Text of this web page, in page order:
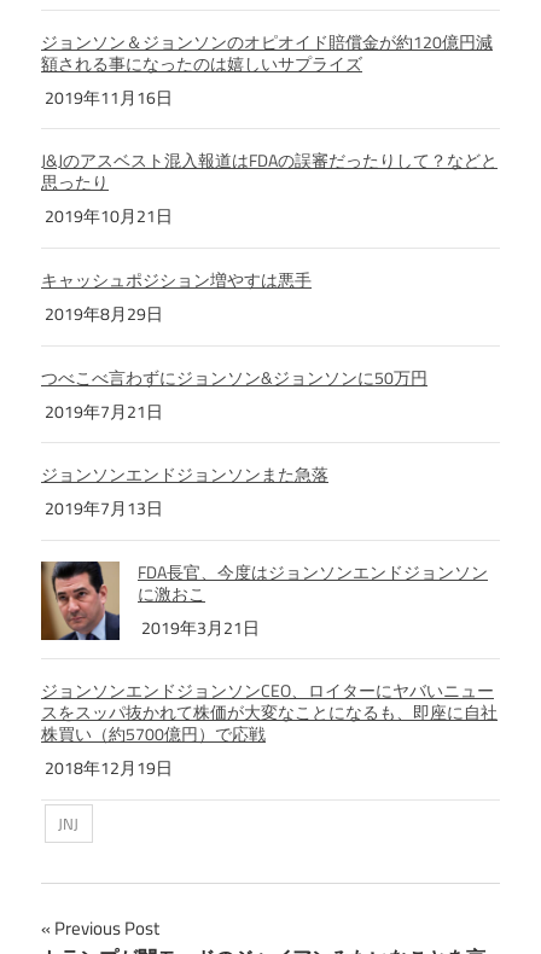
ジョンソン＆ジョンソンのオピオイド賠償金が約120億円減
額される事になったのは嬉しいサプライズ
2019年11月16日
J&Jのアスベスト混入報道はFDAの誤審だったりして？などと
思ったり
2019年10月21日
キャッシュポジション増やすは悪手
2019年8月29日
つべこべ言わずにジョンソン&ジョンソンに50万円
2019年7月21日
ジョンソンエンドジョンソンまた急落
2019年7月13日
FDA長官、今度はジョンソンエンドジョンソン
に激おこ
2019年3月21日
ジョンソンエンドジョンソンCEO、ロイターにヤバいニュー
スをスッパ抜かれて株価が大変なことになるも、即座に自社
株買い（約5700億円）で応戦
2018年12月19日
JNJ
Previous Post